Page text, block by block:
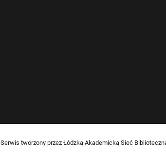
Serwis tworzony przez Łódzką Akademicką Sieć